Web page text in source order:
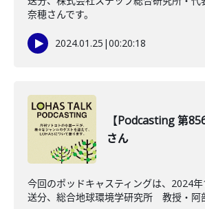
奈穂さんです。
2024.01.25 |00:20:18
【Podcasting 第
さん
今回のポッドキャスティングは、2024
送分、総合地球環境学研究所 教授・阿